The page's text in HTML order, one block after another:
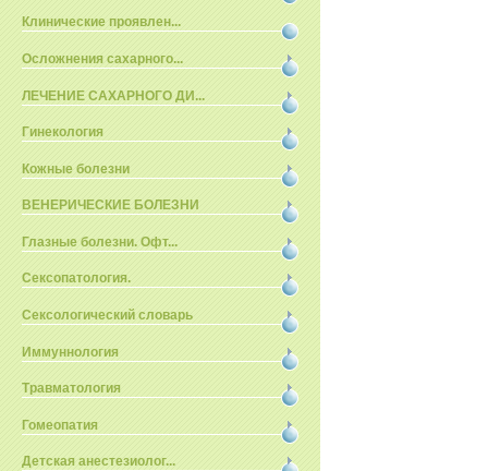
Клинические проявлен...
Осложнения сахарного...
ЛЕЧЕНИЕ САХАРНОГО ДИ...
Гинекология
Кожные болезни
ВЕНЕРИЧЕСКИЕ БОЛЕЗНИ
Глазные болезни. Офт...
Сексопатология.
Сексологический словарь
Иммуннология
Травматология
Гомеопатия
Детская анестезиолог...